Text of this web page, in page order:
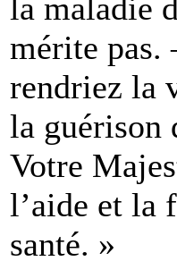
la maladie
mérite pas.
rendriez la
la
Votre
l’aide et la
santé. »